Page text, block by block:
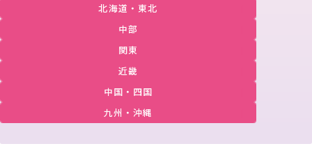
北海道・東北
中部
関東
近畿
中国・四国
九州・沖縄